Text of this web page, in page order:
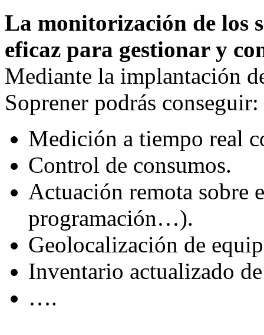
La monitorización de los
eficaz para gestionar y
Mediante la implantación
Soprener podrás conseguir:
Medición a tiempo real
Control de consumos.
Actuación remota sobre
programación…).
Geolocalización de
Inventario actualizado
….